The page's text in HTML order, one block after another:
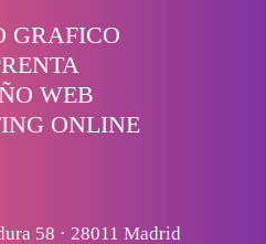
GRAFICO
WEB
ONLINE
58 · 28011 Madrid